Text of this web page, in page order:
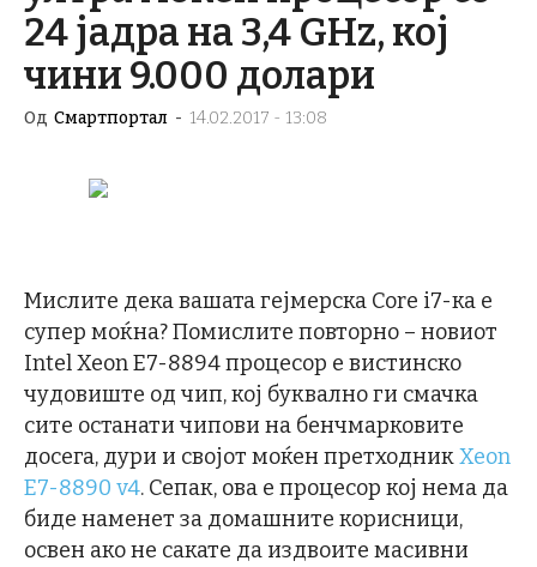
24 јадра на 3,4 GHz, кој
чини 9.000 долари
Од Смартпортал - 14.02.2017 - 13:08
Мислите дека вашата гејмерска Core i7-ка е
супер моќна? Помислите повторно – новиот
Intel Xeon E7-8894 процесор е вистинско
чудовиште од чип, кој буквално ги смачка
сите останати чипови на бенчмарковите
досега, дури и својот моќен претходникXeon
E7-8890 v4. Сепак, ова е процесор кој нема да
биде наменет за домашните корисници,
освен ако не сакате да издвоите масивни